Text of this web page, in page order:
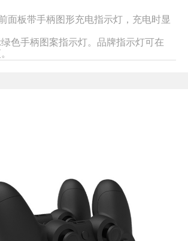
面板带手柄图形充电指示灯，充电时显
色手柄图案指示灯。品牌指示灯可在